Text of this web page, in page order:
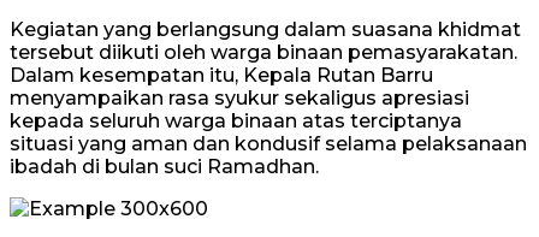
Kegiatan yang berlangsung dalam suasana khidmat
tersebut diikuti oleh warga binaan pemasyarakatan.
Dalam kesempatan itu, Kepala Rutan Barru
menyampaikan rasa syukur sekaligus apresiasi
kepada seluruh warga binaan atas terciptanya
situasi yang aman dan kondusif selama pelaksanaan
ibadah di bulan suci Ramadhan.